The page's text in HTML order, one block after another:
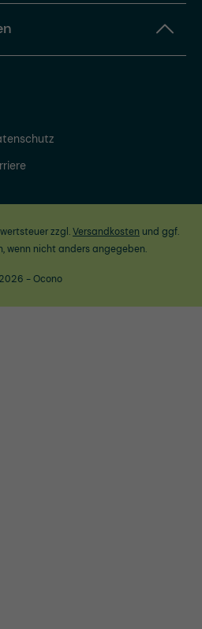
zzgl.Versandkosten und ggf.
wenn nicht anders angegeben.
- Ocono